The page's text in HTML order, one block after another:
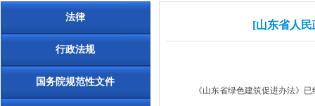
法律
行政法规
国务院规范性文件
[山东省人
《山东省绿色建筑促进办法》已经